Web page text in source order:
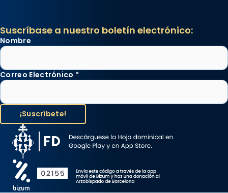
Suscríbase a nuestro boletín electrónico:
Nombre
Correo Electrónico *